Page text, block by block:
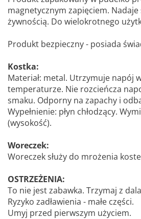
magnetycznym zapięciem.
żywnością. Do wielokrotnego
Produkt bezpieczny - posiada
Kostka:
Materiał: metal. Utrzymuje napój
temperaturze. Nie rozcieńcza
smaku. Odporny na zapachy i
Wypełnienie: płyn chłodzący.
(wysokość).
Woreczek:
Woreczek służy do mrożenia
OSTRZEŻENIA:
To nie jest zabawka. Trzymaj z
Ryzyko zadławienia - małe części.
Umyj przed pierwszym użyciem.